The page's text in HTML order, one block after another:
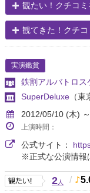
観たい！クチコミ
観てきた！クチコ
実演鑑賞
鉄割アルバトロス
SuperDeluxe （東
2012/05/10 (木)
上演時間：
公式サイト：
※正式な公演情報
2人 /